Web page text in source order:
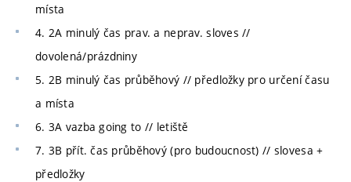
místa
4. 2A minulý čas prav. a neprav. sloves //
dovolená/prázdniny
5. 2B minulý čas průběhový // předložky pro určení času
a místa
6. 3A vazba going to // letiště
7. 3B přít. čas průběhový (pro budoucnost) // slovesa +
předložky